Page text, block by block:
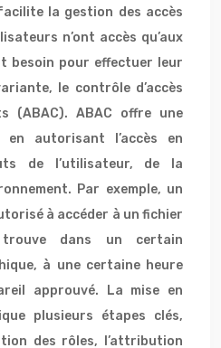
la gestion des accès
n’ont accès qu’aux
besoin pour effectuer leur
le contrôle d’accès
(ABAC). ABAC offre une
autorisant l’accès en
de l’utilisateur, de la
Par exemple, un
à accéder à un fichier
trouve dans un certain
à une certaine heure
approuvé. La mise en
plusieurs étapes clés,
des rôles, l’attribution